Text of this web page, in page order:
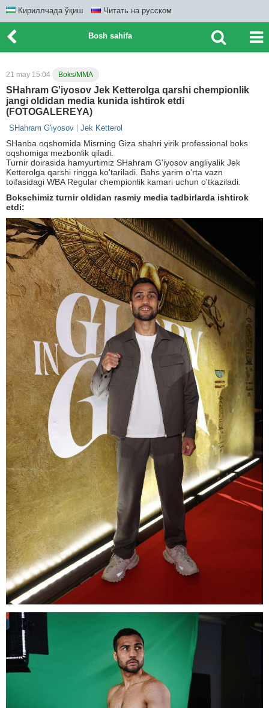
Кириллчада ўқиш Читать на русском
Bosh sahifa
21 may 15:04 Boks/MMA
SHahram G'iyosov Jek Ketterolga qarshi chempionlik
jangi oldidan media kunida ishtirok etdi
(FOTOGALEREYA)
SHahram G'iyosov Jek Ketterol
SHanba oqshomida Misrning Giza shahri yirik professional boks
oqshomiga mezbonlik qiladi.
Turnir doirasida hamyurtimiz SHahram G'iyosov angliyalik Jek
Ketterolga qarshi ringga ko'tariladi. Bahs yarim o'rta vazn
toifasidagi WBA Regular chempionlik kamari uchun o'tkaziladi.
Bokschimiz turnir oldidan rasmiy media tadbirlarda ishtirok
etdi: